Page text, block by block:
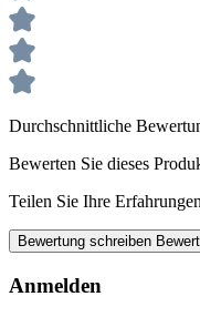
Durchschnittliche
Bewerten Sie dieses
Teilen Sie Ihre
Bewertung schreiben
Anmelden